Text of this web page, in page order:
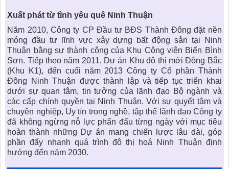
Xuất phát từ tình yêu quê Ninh Thuận
Năm 2010, Công ty CP Đầu tư BĐS Thành Đông đặt nền
móng đầu tư lĩnh vực xây dựng bất động sản tại Ninh
Thuận bằng sự thành công của Khu Công viên Biển Bình
Sơn. Tiếp theo năm 2011, Dự án Khu đô thị mới Đông Bắc
(Khu K1), đến cuối năm 2013 Công ty Cổ phần Thành
Đông Ninh Thuận được thành lập và tiếp tục triển khai
dưới sự quan tâm, tin tưởng của lãnh đạo Bộ ngành và
các cấp chính quyền tại Ninh Thuận. Với sự quyết tâm và
chuyên nghiệp, Uy tín trong nghề, tập thể lãnh đạo Công ty
đã không ngừng nỗ lực phấn đấu từng ngày với mục tiêu
hoàn thành những Dự án mang chiến lược lâu dài, góp
phần đẩy nhanh quá trình đô thị hoá Ninh Thuận định
hướng đến năm 2030.